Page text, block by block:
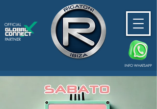
PARTNER
OFFICIAL
INFO WHATSAPP